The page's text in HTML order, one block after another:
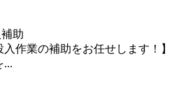
助
入作業の補助をお任せします！】
...